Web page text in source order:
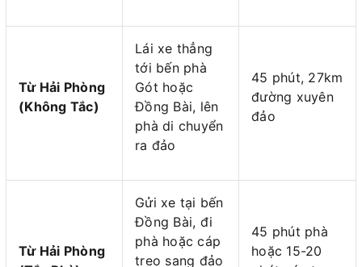
Từ Hải Phòng
(Không Tắc)
Lái xe thẳng
tới bến phà
Gót hoặc
Đồng Bài, lên
phà di chuyển
ra đảo
45 phút, 27km
đường xuyên
đảo
Từ Hải Phòng
Gửi xe tại bến
Đồng Bài, đi
phà hoặc cáp
treo sang đảo
45 phút phà
hoặc 15-20